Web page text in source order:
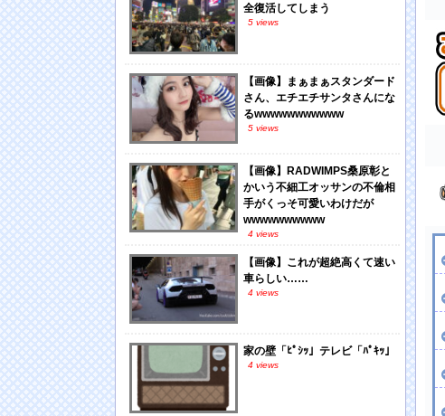
全復活してしまう
5 views
【画像】まぁまぁスタンダード
さん、エチエチサンタさんにな
るwwwwwwwwwww
5 views
【画像】RADWIMPS桑原彰と
かいう不細工オッサンの不倫相
手がくっそ可愛いわけだが
wwwwwwwwww
4 views
【画像】これが超絶高くて速い
車らしい……
4 views
家の壁「ﾋﾟｼｯ」テレビ「ﾊﾟｷｯ」
4 views